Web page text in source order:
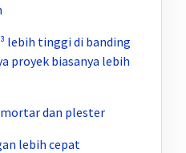
lebih tinggi di banding
proyek biasanya lebih
dan plester
lebih cepat